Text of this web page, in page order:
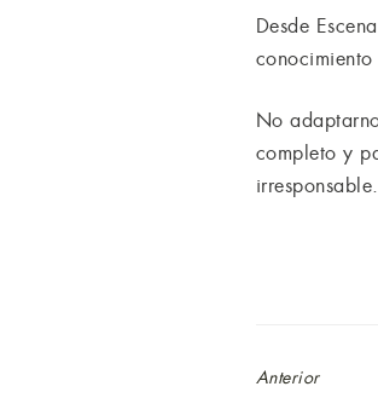
Desde
No
completo y
Anterior